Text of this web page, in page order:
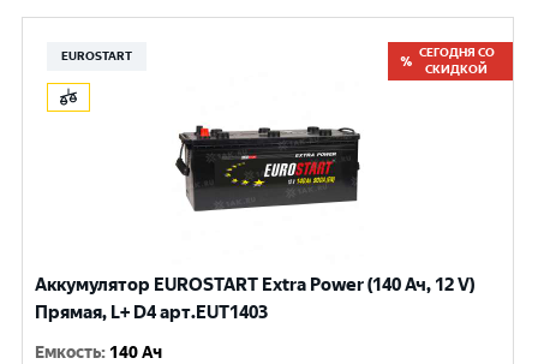
EUROSTART
СЕГОДНЯ СО
СКИДКОЙ
Аккумулятор EUROSTART Extra Power (140 Ач, 12 V)
Прямая, L+ D4 арт.EUT1403
Емкость: 140 Ач